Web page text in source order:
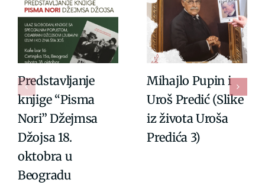
Predstavljanje
knjige “Pisma
Nori” Džejmsa
Džojsa 18.
oktobra u
Beogradu
Mihajlo Pupin i
Uroš Predić (Slike
iz života Uroša
Predića 3)